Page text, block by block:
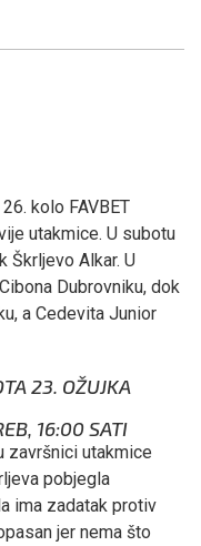
kolo FAVBET
utakmice. U subotu
Škrljevo Alkar. U
Dubrovniku, dok
a Cedevita Junior
23. OŽUJKA
16:00 SATI
završnici utakmice
pobjegla
ima zadatak protiv
jer nema što